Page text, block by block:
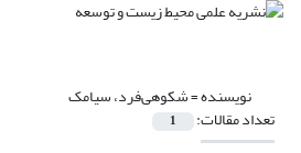
نویسنده =شکوهی‌فرد، سیامک
تعداد مقالات: 1